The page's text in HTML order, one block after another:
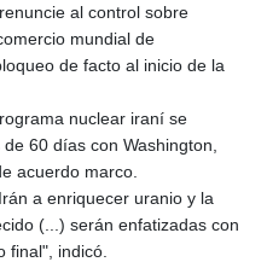
al control sobre
mundial de
de facto al inicio de la
nuclear iraní se
60 días con Washington,
acuerdo marco.
a enriquecer uranio y la
(...) serán enfatizadas con
final", indicó.